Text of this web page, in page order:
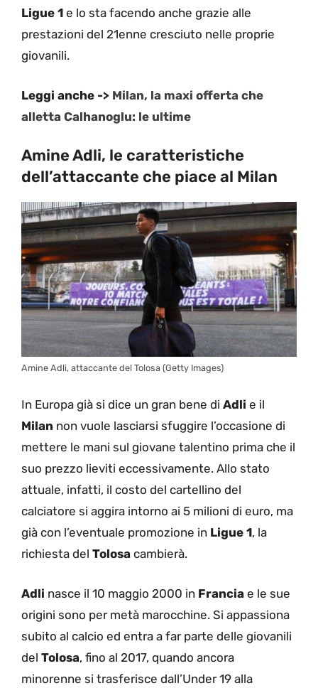
Ligue 1 e lo sta facendo anche grazie alle
prestazioni del 21enne cresciuto nelle proprie
giovanili.
Leggi anche -> Milan, la maxi offerta che
alletta Calhanoglu: le ultime
Amine Adli, le caratteristiche
dell’attaccante che piace al Milan
Amine Adli, attaccante del Tolosa (Getty Images)
In Europa già si dice un gran bene di Adli e il
Milan non vuole lasciarsi sfuggire l’occasione di
mettere le mani sul giovane talentino prima che il
suo prezzo lieviti eccessivamente. Allo stato
attuale, infatti, il costo del cartellino del
calciatore si aggira intorno ai 5 milioni di euro, ma
già con l’eventuale promozione in Ligue 1, la
richiesta del Tolosa cambierà.
Adli nasce il 10 maggio 2000 in Francia e le sue
origini sono per metà marocchine. Si appassiona
subito al calcio ed entra a far parte delle giovanili
del Tolosa, fino al 2017, quando ancora
minorenne si trasferisce dall’Under 19 alla